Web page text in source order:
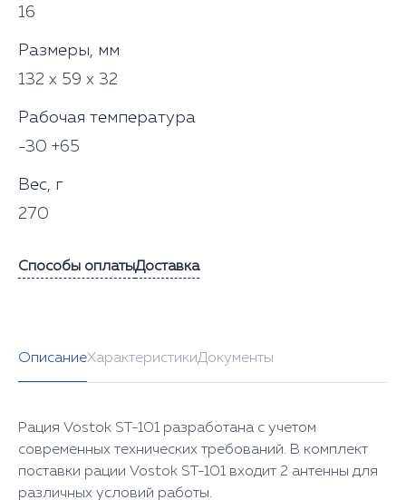
16
Размеры, мм
132 х 59 х 32
Рабочая температура
-30 +65
Вес, г
270
Способы оплатыДоставка
ОписаниеХарактеристикиДокументы
Рация Vostok ST-101 разработана с учетом
современных технических требований. В комплект
поставки рации Vostok ST-101 входит 2 антенны для
различных условий работы.